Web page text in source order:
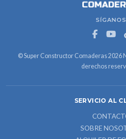
SÍGANOS
© Super Constructor Comaderas 2026
derechos
SERVICIO AL
SOBRE